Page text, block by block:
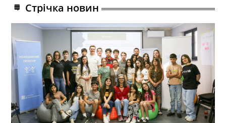
Стрічка новин